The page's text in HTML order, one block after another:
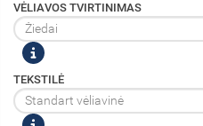
VĖLIAVOS TVIRTINIMAS
TEKSTILĖ